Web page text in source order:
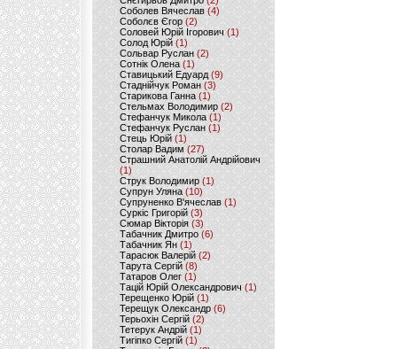
Соболев Вячеслав (4)
Соболєв Єгор(2)
Соловей Юрій Ігорович (1)
Солод Юрій (1)
Сольвар Руслан (2)
Сотнік Олена(1)
Ставицький Едуард (9)
Стаднійчук Роман(3)
Старикова Ганна (1)
Стельмах Володимир(2)
Стефанчук Микола (1)
Стефанчук Руслан (1)
Стець Юрій (1)
Столар Вадим(27)
Страшний Анатолій Андрійович
(1)
Струк Володимир (1)
Супрун Уляна (10)
Супруненко В'ячеслав (1)
Суркіс Григорій (3)
Сюмар Вікторія (3)
Табачник Дмитро (6)
Табачник Ян(1)
Тарасюк Валерій (2)
Тарута Сергій (8)
Татаров Олег(1)
Тацій Юрій Олександрович(1)
Терещенко Юрій(1)
Терещук Олександр(6)
Терьохін Сергій (2)
Тетерук Андрій (1)
Тигіпко Сергій(1)